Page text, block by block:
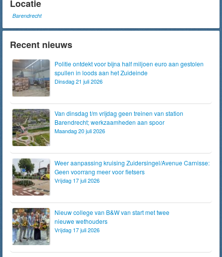
Locatie
Barendrecht
Recent nieuws
Politie ontdekt voor bijna half miljoen euro aan gestolen
spullen in loods aan het Zuideinde
Dinsdag 21 juli 2026
Van dinsdag t/m vrijdag geen treinen van station
Barendrecht; werkzaamheden aan spoor
Maandag 20 juli 2026
Weer aanpassing kruising Zuidersingel/Avenue Carnisse:
Geen voorrang meer voor fietsers
Vrijdag 17 juli 2026
Nieuw college van B&W van start met twee
nieuwe wethouders
Vrijdag 17 juli 2026